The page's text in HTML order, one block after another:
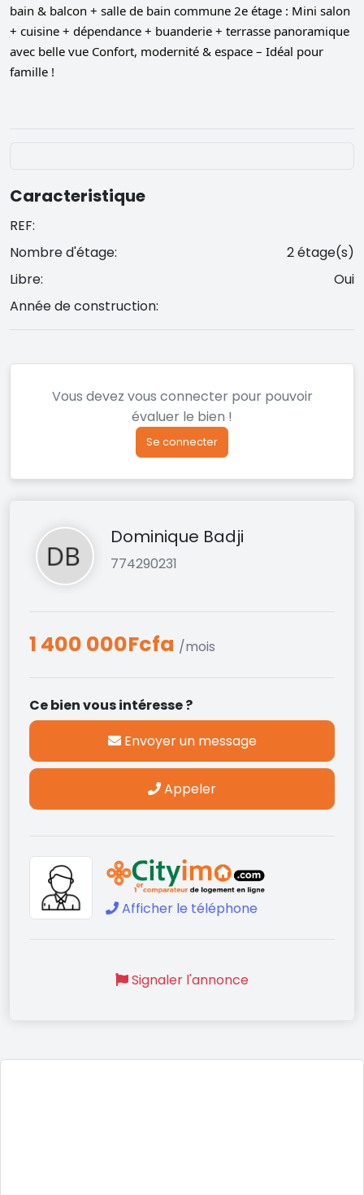
bain & balcon + salle de bain commune 2e étage : Mini salon
+ cuisine + dépendance + buanderie + terrasse panoramique
avec belle vue Confort, modernité & espace – Idéal pour
famille !
Caracteristique
REF:
Nombre d'étage:
2 étage(s)
Libre:
Oui
Année de construction:
Vous devez vous connecter pour pouvoir
évaluer le bien !
Se connecter
Dominique Badji
774290231
1 400 000Fcfa /mois
Ce bien vous intéresse ?
Envoyer un message
Appeler
Afficher le téléphone
Signaler l'annonce